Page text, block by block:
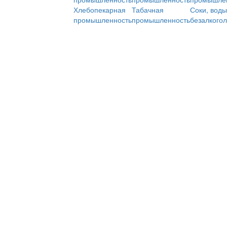
Хлебопекарная
промышленность
Табачная
промышленность
Соки,